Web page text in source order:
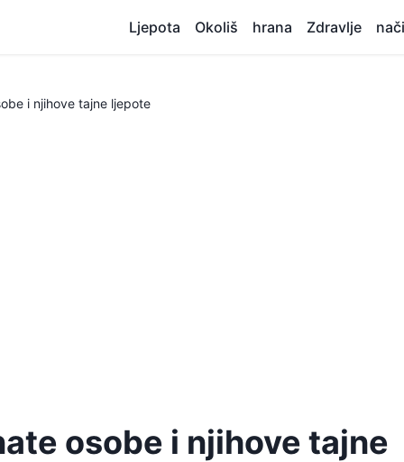
Ljepota Okoliš hrana Zdravlje
i njihove tajne ljepote
osobe i njihove tajne